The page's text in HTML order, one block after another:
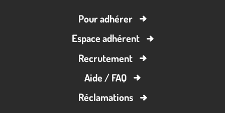
Pour adhérer
Espace adhérent
Recrutement
Aide / FAQ
Réclamations